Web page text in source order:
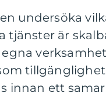
undersöka
tjänster är
innan ett